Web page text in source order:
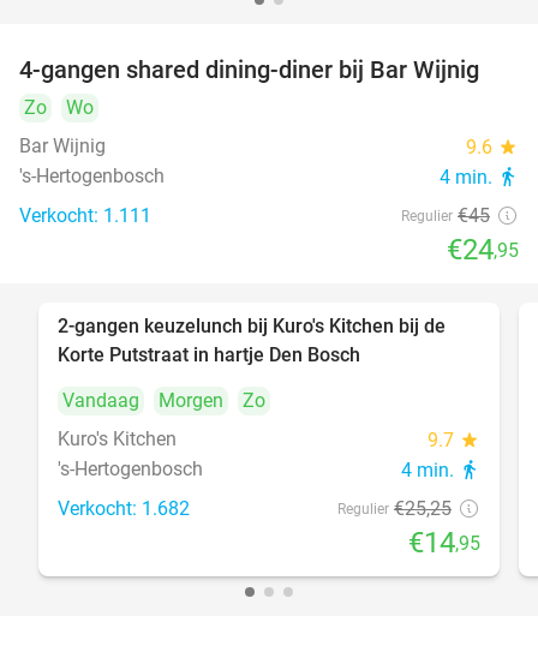
45%
4-gangen shared dining-diner bij Bar Wijnig
Zo
Wo
Bar Wijnig
9.6 star
's-Hertogenbosch 4 min. directions_walk
Verkocht: 1.111 Regulier €45
€24,95
2-gangen keuzelunch bij Kuro's Kitchen bij de
Korte Putstraat in hartje Den Bosch
Vandaag
Morgen
Zo
Kuro's Kitchen
9.7 star
's-Hertogenbosch 4 min. directions_walk
Verkocht: 1.682 Regulier €25,25
€14,95